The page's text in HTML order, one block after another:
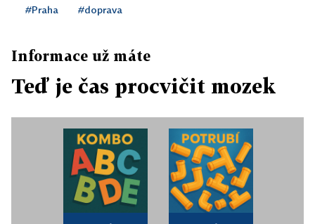
#Praha #doprava
Informace už máte
Teď je čas procvičit mozek